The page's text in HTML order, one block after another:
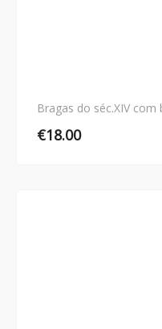
Bragas do séc.XIV
€18.00